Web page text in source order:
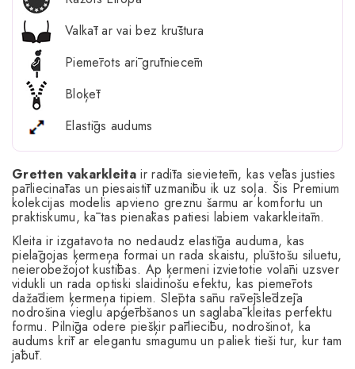
Valkāt ar vai bez krūštura
Piemērots arī grūtniecēm
Bloķēt
Elastīgs audums
Gretten vakarkleitair radīta sievietēm, kas vēlas justies
pārliecinātas un piesaistīt uzmanību ik uz soļa. Šis Premium
kolekcijas modelis apvieno greznu šarmu ar komfortu un
praktiskumu, kā tas pienākas patiesi labiem vakarkleitām.
Kleita ir izgatavota no nedaudz elastīga auduma, kas
pielāgojas ķermeņa formai un rada skaistu, plūstošu siluetu,
neierobežojot kustības. Ap ķermeni izvietotie volāni uzsver
vidukli un rada optiski slaidinošu efektu, kas piemērots
dažādiem ķermeņa tipiem. Slēpta sānu rāvējslēdzēja
nodrošina vieglu apģērbšanos un saglabā kleitas perfektu
formu. Pilnīga odere piešķir pārliecību, nodrošinot, ka
audums krīt ar elegantu smagumu un paliek tieši tur, kur tam
jābūt.